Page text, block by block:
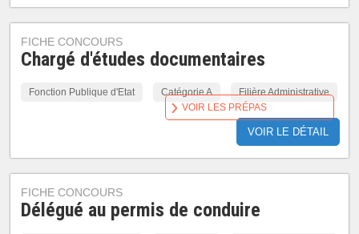
FICHE CONCOURS
Chargé d'études documentaires
Fonction Publique d'Etat Catégorie A Filière Administrative
VOIR LE DÉTAIL
VOIR LES PRÉPAS
FICHE CONCOURS
Délégué au permis de conduire